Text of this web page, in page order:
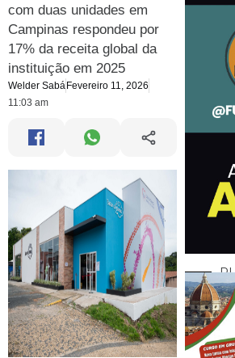
com duas unidades em
Campinas respondeu por
17% da receita global da
instituição em 2025
Welder Sabá Fevereiro 11, 2026
11:03 am